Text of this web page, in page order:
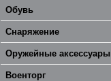
Обувь
Снаряжение
Оружейные аксессуары
Военторг